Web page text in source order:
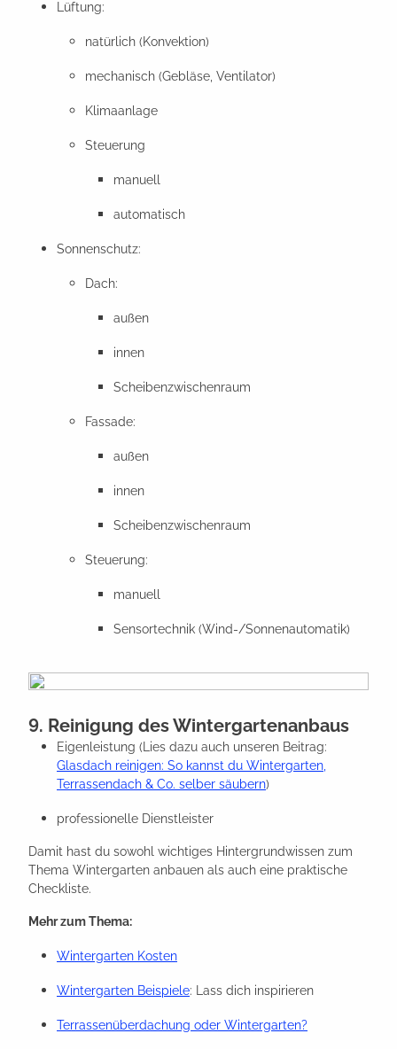
Lüftung:
natürlich (Konvektion)
mechanisch (Gebläse, Ventilator)
Klimaanlage
Steuerung
manuell
automatisch
Sonnenschutz:
Dach:
außen
innen
Scheibenzwischenraum
Fassade:
außen
innen
Scheibenzwischenraum
Steuerung:
manuell
Sensortechnik (Wind-/Sonnenautomatik)
9. Reinigung des Wintergartenanbaus
Eigenleistung (Lies dazu auch unseren Beitrag:
Glasdach reinigen: So kannst du Wintergarten,
Terrassendach & Co. selber säubern)
professionelle Dienstleister
Damit hast du sowohl wichtiges Hintergrundwissen zum
Thema Wintergarten anbauen als auch eine praktische
Checkliste.
Mehr zum Thema:
Wintergarten Kosten
Wintergarten Beispiele: Lass dich inspirieren
Terrassenüberdachung oder Wintergarten?